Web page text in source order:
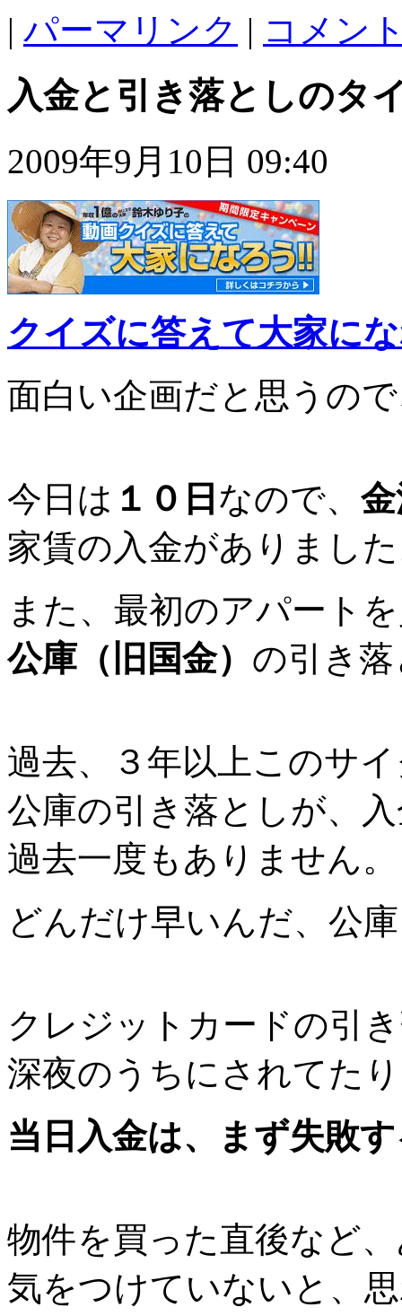
| パーマリンク | コメン
入金と引き落としのタ
2009年9月10日 09:40
クイズに答えて大家に
面白い企画だと思うの
今日は １０日 なので、
家賃の入金がありまし
また、最初のアパート
公庫（旧国金） の引き
過去、３年以上このサ
公庫の引き落としが、
過去一度もありません。
どんだけ早いんだ、公
クレジットカードの引
深夜のうちにされてた
当日入金は、まず失敗
物件を買った直後など
気をつけていないと、